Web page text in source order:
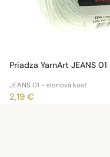
Priadza YarnArt JEANS
JEANS 01 - slonová kosť
2,19 €